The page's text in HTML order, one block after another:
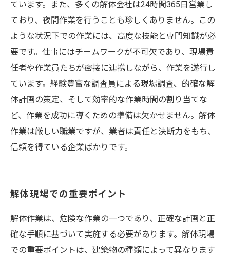
ています。また、多くの解体会社は24時間365日営業し
ており、夜間作業を行うことも珍しくありません。この
ような状況下での作業には、高度な技能と専門知識が必
要です。仕事にはチームワークが不可欠であり、現場責
任者や作業員たちが密接に連携しながら、作業を遂行し
ています。経験豊富な調査員による現場調査、的確な解
体計画の策定、そして効率的な作業時間の割り当てな
ど、作業を成功に導くための準備は欠かせません。解体
作業は厳しい職業ですが、業者は責任と決断力をもち、
信頼を得ている企業ばかりです。
解体現場での重要ポイント
解体作業は、危険な作業の一つであり、正確な計画と正
確な手順に基づいて実施する必要があります。解体現場
での重要ポイントは、建築物の種類によって異なります